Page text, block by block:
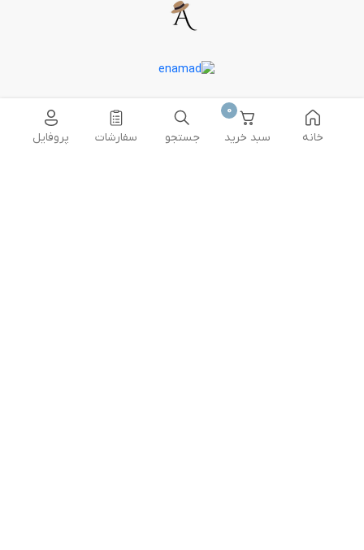
سفارشات جستجو پروفایل خانه
0
سبد خرید